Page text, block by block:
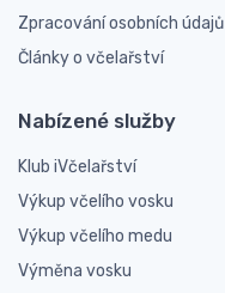
Zpracování osobních údajů
Články o včelařství
Nabízené služby
Klub iVčelařství
Výkup včelího vosku
Výkup včelího medu
Výměna vosku